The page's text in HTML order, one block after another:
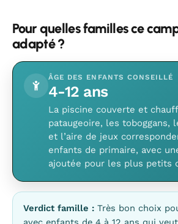
Pour quelles familles ce
adapté ?
ÂGE DES ENFANTS CONSEILLÉ
4-12 ans
La piscine couverte et
pataugeoire, les toboggans,
et l’aire de jeux
enfants de primaire, avec
ajoutée pour les plus petits
Verdict famille : Très bon choix